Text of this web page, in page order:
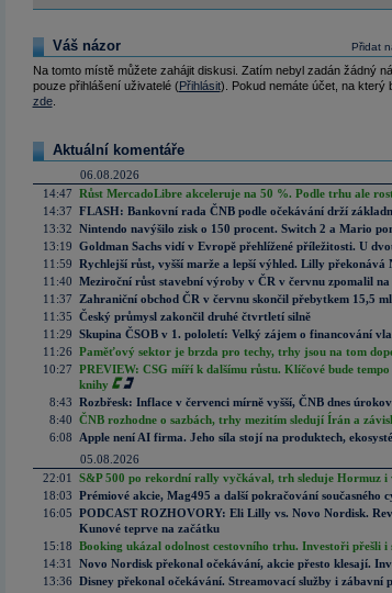
Přidat
Váš názor
Na tomto místě můžete zahájit diskusi. Zatím nebyl zadán žádný
pouze přihlášení uživatelé (Přihlásit). Pokud nemáte účet, na který
zde.
Aktuální komentáře
06.08.2026
14:47 Růst MercadoLibre akceleruje na 50 %. Podle trhu ale
14:37 FLASH: Bankovní rada ČNB podle očekávání drží
13:32 Nintendo navýšilo zisk o 150 procent. Switch 2 a Mario
13:19 Goldman Sachs vidí v Evropě přehlížené příležitosti. U
11:59 Rychlejší růst, vyšší marže a lepší výhled. Lilly překonává
11:40 Meziroční růst stavební výroby v ČR v červnu zpomalil na
11:37
Zahraniční obchod ČR v červnu skončil přebytkem 15,5
11:35 Český průmysl zakončil druhé čtvrtletí silně
11:29 Skupina ČSOB v 1. pololetí: Velký zájem o financování
11:26 Paměťový sektor je brzda pro techy, trhy jsou na tom
10:27 PREVIEW: CSG míří k dalšímu růstu. Klíčové bude
knihy
8:43 Rozbřesk: Inflace v červenci mírně vyšší, ČNB dnes
8:40 ČNB rozhodne o sazbách, trhy mezitím sledují Írán a
6:08
Apple není AI firma. Jeho síla stojí na produktech,
05.08.2026
22:01
S&P 500 po rekordní rally vyčkával, trh sleduje Hormuz i
18:03 Prémiové akcie, Mag495 a další pokračování současného
16:05 PODCAST ROZHOVORY: Eli Lilly vs. Novo Nordisk.
Kunové teprve na začátku
15:18 Booking ukázal odolnost cestovního trhu. Investoři přešli i
14:31
Novo Nordisk překonal očekávání, akcie přesto klesají.
13:36 Disney překonal očekávání. Streamovací služby i zábavní